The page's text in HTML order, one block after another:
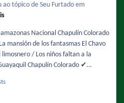
entre-12h-e-18h-desta-
ao tópico de Seu Furtado em
de los fantasmas El Chavo
/ Los niños faltan a la